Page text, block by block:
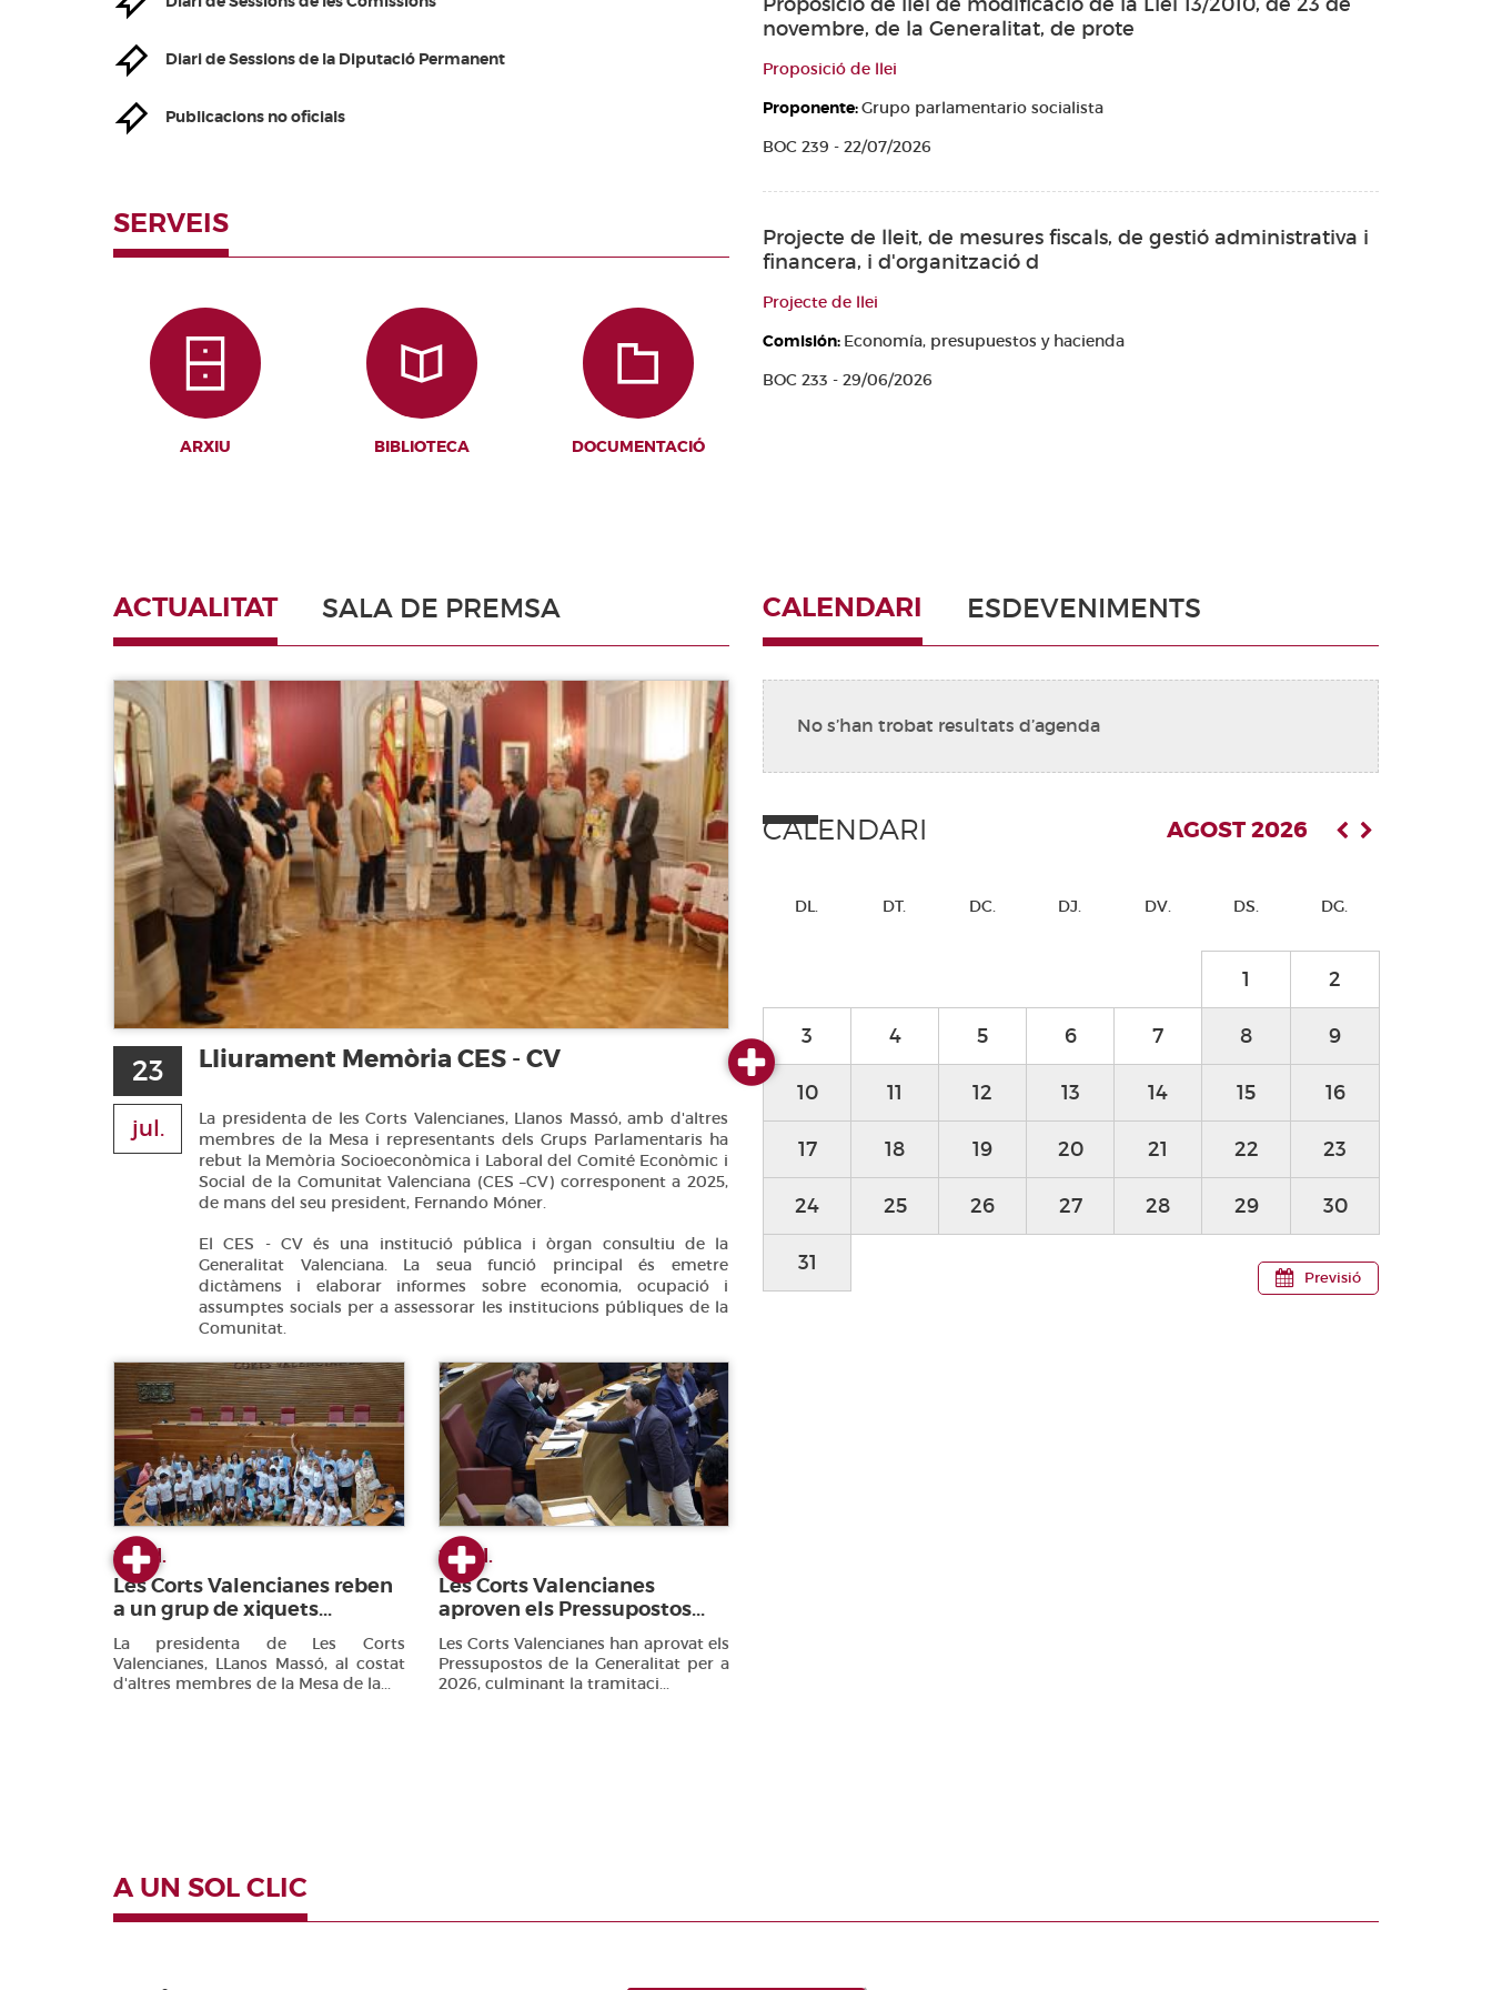
Corts Forals
publicacions
Diari de Sessions de la Diputació Permanent
Publicacions no oficials
novembre, de la Generalitat, de prote
Proposició de llei
Proponente:Grupo parlamentario socialista
BOC 239 - 22/07/2026
Projecte de lleit, de mesures fiscals, de gestió administrativa i
financera, i d'organització d
Projecte de llei
Comisión: Economía, presupuestos y hacienda
BOC 233 - 29/06/2026
SERVEIS
ARXIU BIBLIOTECA DOCUMENTACIÓ
ACTUALITAT SALA DE PREMSA
23
jul.
Lliurament Memòria CES - CV
La presidenta de les Corts Valencianes, Llanos Massó, amb d'altres
membres de la Mesa i representants dels Grups Parlamentaris ha
rebut la Memòria Socioeconòmica i Laboral del Comité Econòmic i
Social de la Comunitat Valenciana (CES –CV) corresponent a 2025,
de mans del seu president, Fernando Móner.
El CES - CV és una institució pública i òrgan consultiu de la
Generalitat Valenciana. La seua funció principal és emetre
dictàmens i elaborar informes sobre economia, ocupació i
assumptes socials per a assessorar les institucions públiques de la
Comunitat.
23 jul.
Les Corts Valencianes reben
a un grup de xiquets...
La presidenta de Les Corts
Valencianes, LLanos Massó, al costat
d'altres membres de la Mesa de la...
22 jul.
Les Corts Valencianes
aproven els Pressupostos...
Les Corts Valencianes han aprovat els
Pressupostos de la Generalitat per a
2026, culminant la tramitaci...
CALENDARI ESDEVENIMENTS
No s’han trobat resultats d’agenda
CALENDARI
Previsió
AGOST 2026
DL. DT. DC. DJ. DV. DS. DG.
1 2
3 4 5 6 7 8 9
10 11 12 13 14 15 16
17 18 19 20 21 22 23
24 25 26 27 28 29 30
31
A UN SOL CLIC